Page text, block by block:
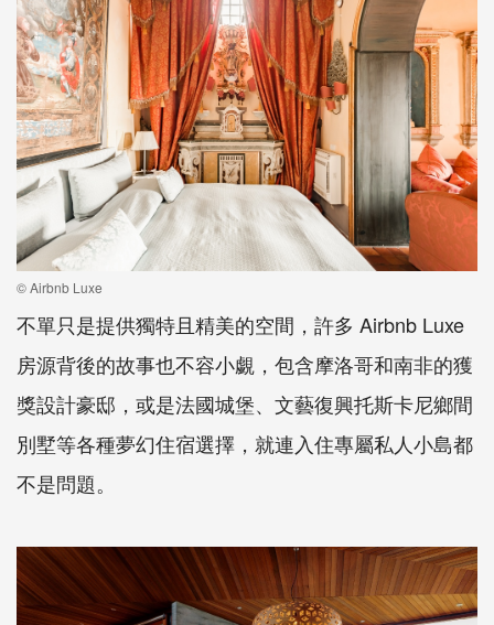
© Airbnb Luxe
不單只是提供獨特且精美的空間，許多 Airbnb Luxe
房源背後的故事也不容小覷，包含摩洛哥和南非的獲
獎設計豪邸，或是法國城堡、文藝復興托斯卡尼鄉間
別墅等各種夢幻住宿選擇，就連入住專屬私人小島都
不是問題。